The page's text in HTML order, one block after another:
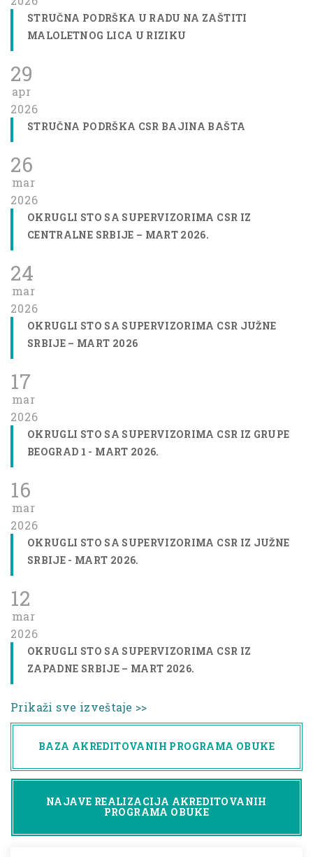
STRUČNA PODRŠKA U RADU NA ZAŠTITI
MALOLETNOG LICA U RIZIKU
29
apr
2026
STRUČNA PODRŠKA CSR BAJINA BAŠTA
26
mar
2026
OKRUGLI STO SA SUPERVIZORIMA CSR IZ
CENTRALNE SRBIJE – MART 2026.
24
mar
2026
OKRUGLI STO SA SUPERVIZORIMA CSR JUŽNE
SRBIJE – MART 2026
17
mar
2026
OKRUGLI STO SA SUPERVIZORIMA CSR IZ GRUPE
BEOGRAD 1 - MART 2026.
16
mar
2026
OKRUGLI STO SA SUPERVIZORIMA CSR IZ JUŽNE
SRBIJE - MART 2026.
12
mar
2026
OKRUGLI STO SA SUPERVIZORIMA CSR IZ
ZAPADNE SRBIJE – MART 2026.
Prikaži sve izveštaje >>
BAZA AKREDITOVANIH PROGRAMA OBUKE
NAJAVE REALIZACIJA AKREDITOVANIH
PROGRAMA OBUKE